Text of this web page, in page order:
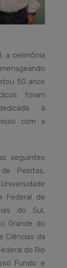
a cerimônia
50 anos
foram
à
com a
seguintes
Pelotas,
Federal de
do Sul,
Grande do
Ciências da
do Rio
Fundo e